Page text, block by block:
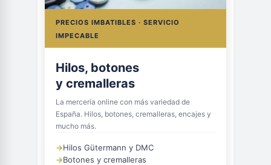
PRECIOS IMBATIBLES · SERVICIO
IMPECABLE
Hilos, botones
y cremalleras
La mercería online con más variedad de
España. Hilos, botones, cremalleras, encajes y
mucho más.
→Hilos Gütermann y DMC
→Botones y cremalleras